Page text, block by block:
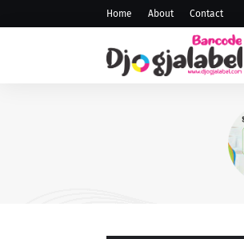
Home About Contact
ANDROID